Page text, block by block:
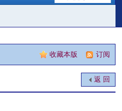
收藏本版 订阅
返 回